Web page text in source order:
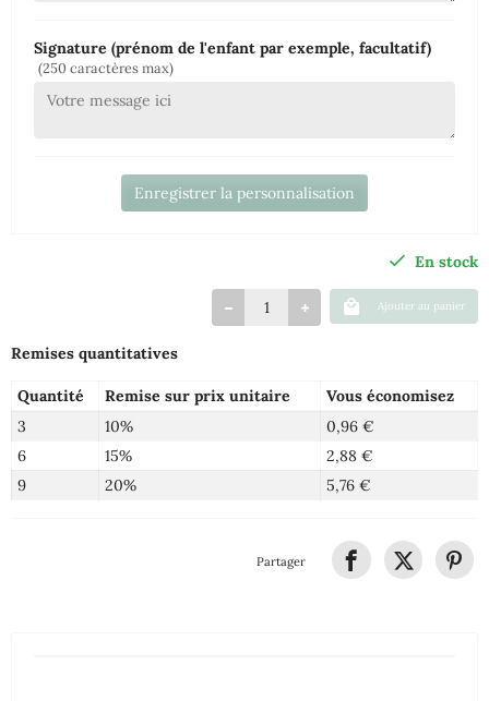
Signature (prénom de l'enfant par exemple, facultatif)
(250 caractères max)
Enregistrer la personnalisation
En stock
Ajouter au panier
Remises quantitatives
Quantité Remise sur prix unitaire
Vous économisez
3
10%
0,96 €
6
15%
2,88 €
9
20% 5,76 €
Partager